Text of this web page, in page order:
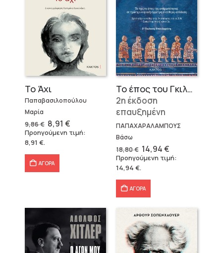
Το Άχι
Παπαβασιλοπούλου
Μαρία
9,86€ Original
price
was:
8,91 €Η
τρέχουσα
τιμή
Προηγούμενη τιμή:
8,91 €.
ΑΓΟΡΑ
Το έπος του Γκιλγκαμές
2η έκδοση
επαυξημένη
ΠΑΠΑΧΑΡΑΛΑΜΠΟΥΣ
Βάσω
18,80€ Original
price
was:
18,80 €.
14,94€Η
τρέχουσα
τιμή
Προηγούμενη τιμή:
14,94 €.
ΑΓΟΡΑ